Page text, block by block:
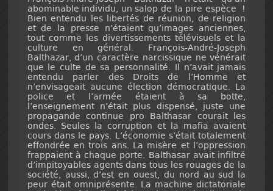
abominable individu, un salop de la pire espèce !
Bien entendu les libertés de réunion, de religion
et de la presse n’étaient qu’images anciennes,
tout comme les divertissements télévisuels et la
culture en général. François-André-Joseph
Balthazar, d’un caractère narcissique ne vénérait
que le culte de sa personnalité. Il n’avait jamais
entendu parler des Droits de l’Homme et
n’envisageait aucune élection démocratique. La
police et l’armée étaient à sa botte,
l’enseignement n’était plus dispensé, juste une
propagande continue pro Balthasar courait les
ondes. Seules la corruption et la mafia avaient
cours dans le pays. L’économie s’était totalement
effondrée en trois ans. La misère et l’oppression
frappaient à chaque porte. Balthasar avait infiltré
d’impitoyables agents dans tous les rouages de la
société, aussi, d’est en ouest, du nord au sud la
peur était omniprésente. La machine dictatoriale